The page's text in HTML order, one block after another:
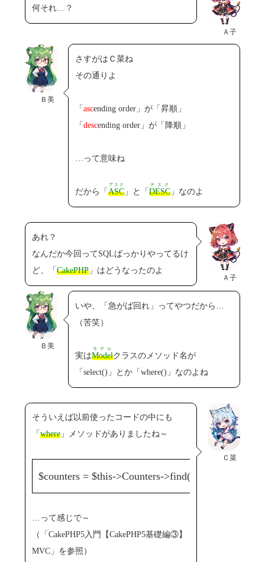
Ａ子
何それ…？
Ｂ美
さすがはＣ菜ね
その通りよ
「 ascending order」が「昇順」
「 descending order」が「降順」
…って意味ね
だから「 ASC
アスク
」と「 DESC
デスク
」なのよ
Ａ子
あれ？
なんだか今回ってSQLばっかりやってるけ
ど、「CakePHP 」はどうなったのよ
Ｂ美
いや、「急がば回れ」ってやつだから…
（苦笑）
実はModel
モデル
クラスのメソッド名が
「select()」とか「where()」なのよね
Ｃ菜
そういえば以前使ったコードの中にも
「where 」メソッドがありましたね～
$counters = $this->Counters->find()
…って感じで～
（「CakePHP5入門【CakePHP5基礎編③】
MVC」を参照）